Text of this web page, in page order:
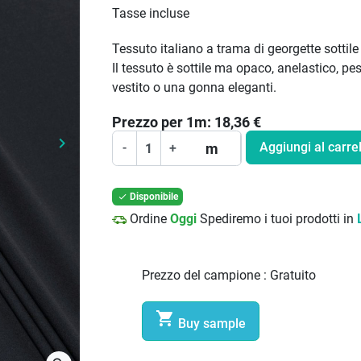
Prossimo
keyboard_arrow_right
Tasse incluse
Tessuto italiano a trama di georgette
Il tessuto è sottile ma opaco, anelastico,
vestito o una gonna eleganti.
Prezzo per 1m: 18,36€
- + m Aggiungi al
 Disponibile
Ordine Oggi Spediremo i tuoi prodotti in
Prezzo del campione : Gratuito
 Buy sample